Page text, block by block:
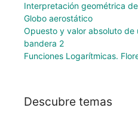
Interpretación geométrica
Globo aerostático
Opuesto y valor absoluto de
bandera 2
Funciones Logarítmicas.
Descubre temas